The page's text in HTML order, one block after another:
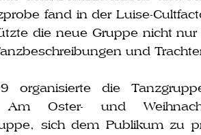
fand in der Luise-
die neue Gruppe nicht
und
orga­ni­sier­te die
Am Oster- und
sich dem Publikum zu